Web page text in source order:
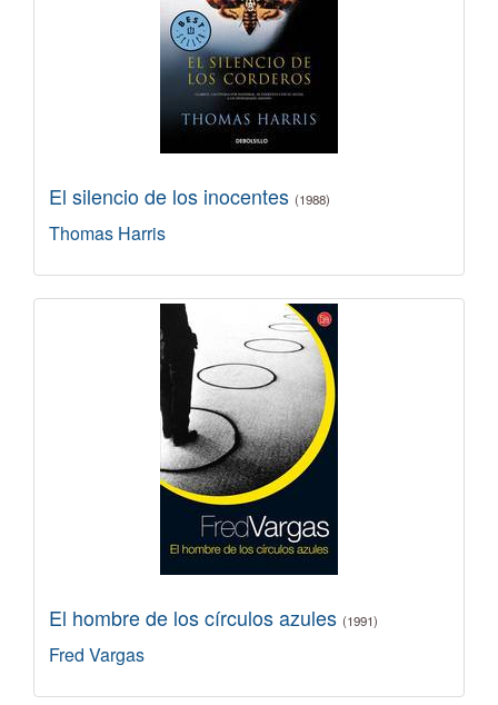
El silencio de los inocentes (1988)
Thomas Harris
El hombre de los círculos azules (1991)
Fred Vargas